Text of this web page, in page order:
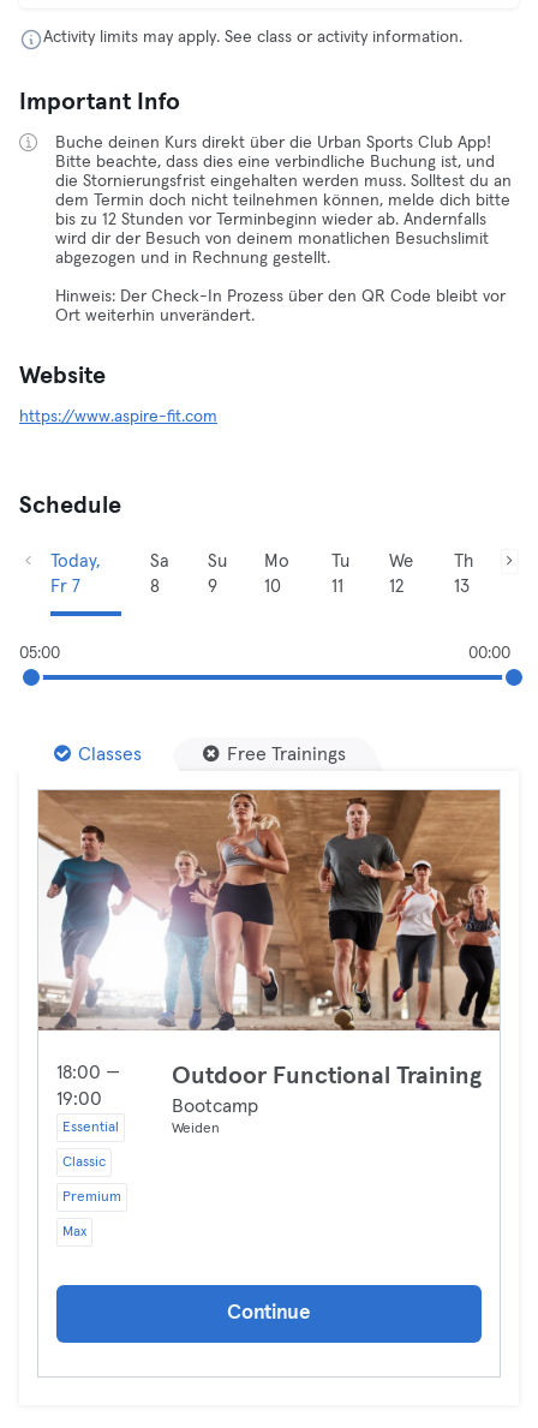
Activity limits may apply. See class or activity information.
Important Info
Buche deinen Kurs direkt über die Urban Sports Club App!
Bitte beachte, dass dies eine verbindliche Buchung ist, und
die Stornierungsfrist eingehalten werden muss. Solltest du an
dem Termin doch nicht teilnehmen können, melde dich bitte
bis zu 12 Stunden vor Terminbeginn wieder ab. Andernfalls
wird dir der Besuch von deinem monatlichen Besuchslimit
abgezogen und in Rechnung gestellt.
Hinweis: Der Check-In Prozess über den QR Code bleibt vor
Ort weiterhin unverändert.
Website
https://www.aspire-fit.com
Schedule
Today,
Fr 7
Sa
8
Su
9
Mo
10
Tu
11
We
12
Th
13
05:00 00:00
Classes Free Trainings
18:00 —
19:00
Essential
Classic
Premium
Max
Outdoor Functional Training
Bootcamp
Weiden
Continue